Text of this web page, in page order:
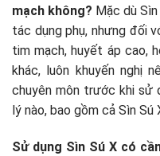
mạch không? Mặc dù
tác dụng phụ, nhưng đối
tim mạch, huyết áp cao,
khác, luôn khuyến nghị
chuyên môn trước khi sử
lý nào, bao gồm cả Sìn Sú
Sử dụng Sìn Sú X có